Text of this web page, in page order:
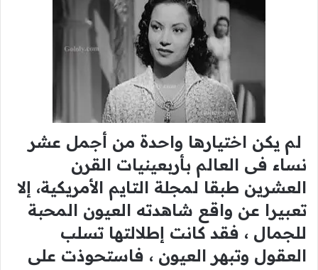
لم يكن اختيارها واحدة من أجمل عشر
نساء فى العالم بأربعينيات القرن
العشرين طبقا لمجلة التايم الأمريكية، إلا
تعبيرا عن واقع شاهدته العيون المحبة
للجمال ، فقد كانت إطلالتها تسلب
العقول وتبهر العيون ، فاستحوذت على